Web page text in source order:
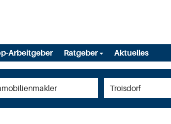
Arbeitgeber Ratgeber Aktuelles